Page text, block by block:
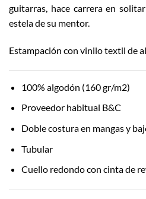
guitarras, hace carrera en
estela de su mentor.
Estampación con vinilo textil de
100% algodón (160 gr/m2)
Proveedor habitual B&C
Doble costura en mangas y
Tubular
Cuello redondo con cinta de